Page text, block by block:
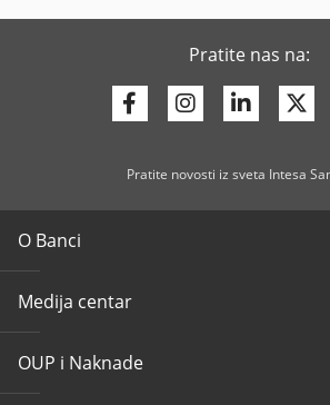
Pratite nas na:
FacebookInstagram
Linkedin
Pratite novosti iz sveta Intesa
O Banci
Medija centar
OUP i Naknade